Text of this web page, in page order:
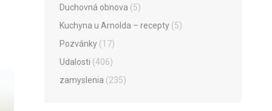
Duchovná obnova (5)
Kuchyna u Arnolda – recepty (5)
Pozvánky (17)
Udalosti (406)
zamyslenia (235)